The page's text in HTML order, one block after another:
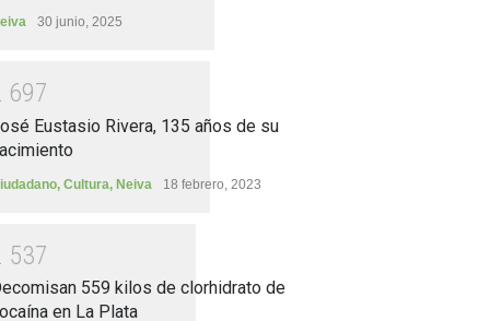
30 junio, 2025
697
Eustasio Rivera, 135 años de su
, Cultura, Neiva 18 febrero, 2023
537
559 kilos de clorhidrato de
en La Plata